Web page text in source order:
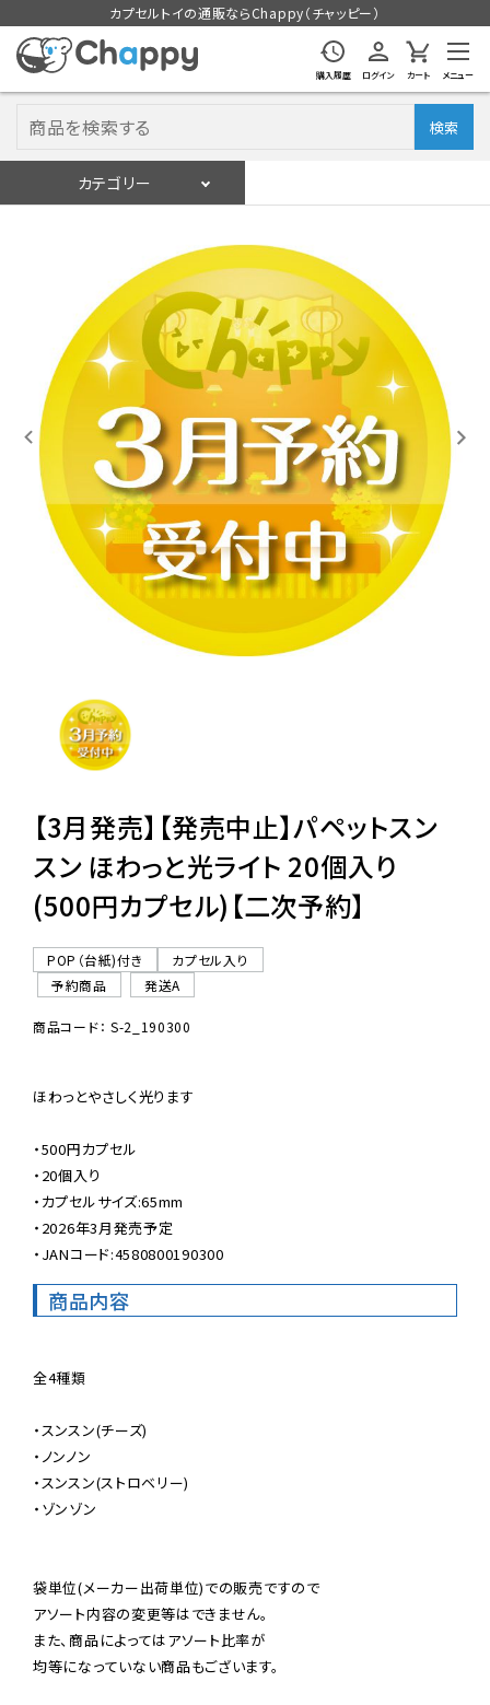
カプセルトイの通販ならChappy（チャッピー）
購入履歴 ログイン カート メニュー
検索
カテゴリー
入荷スケジュールをチェック
カプセルトイマシン本体
カプセルトイ
販促用空カプセル
レンタル
景品・玩具・文具
販促用カプセルトイ
ご利用ガイド
06-6282-7659
【3月発売】【発売中止】パペットスン
スン ほわっと光ライト 20個入り
(500円カプセル)【二次予約】
POP（台紙)付き
カプセル入り
予約商品
発送A
商品コード： S-2_190300
ほわっとやさしく光ります
・500円カプセル
・20個入り
・カプセルサイズ:65mm
・2026年3月発売予定
・JANコード:4580800190300
商品内容
全4種類
・スンスン(チーズ)
・ノンノン
・スンスン(ストロベリー)
・ゾンゾン
袋単位(メーカー出荷単位)での販売ですので
アソート内容の変更等はできません。
また、商品によってはアソート比率が
均等になっていない商品もございます。